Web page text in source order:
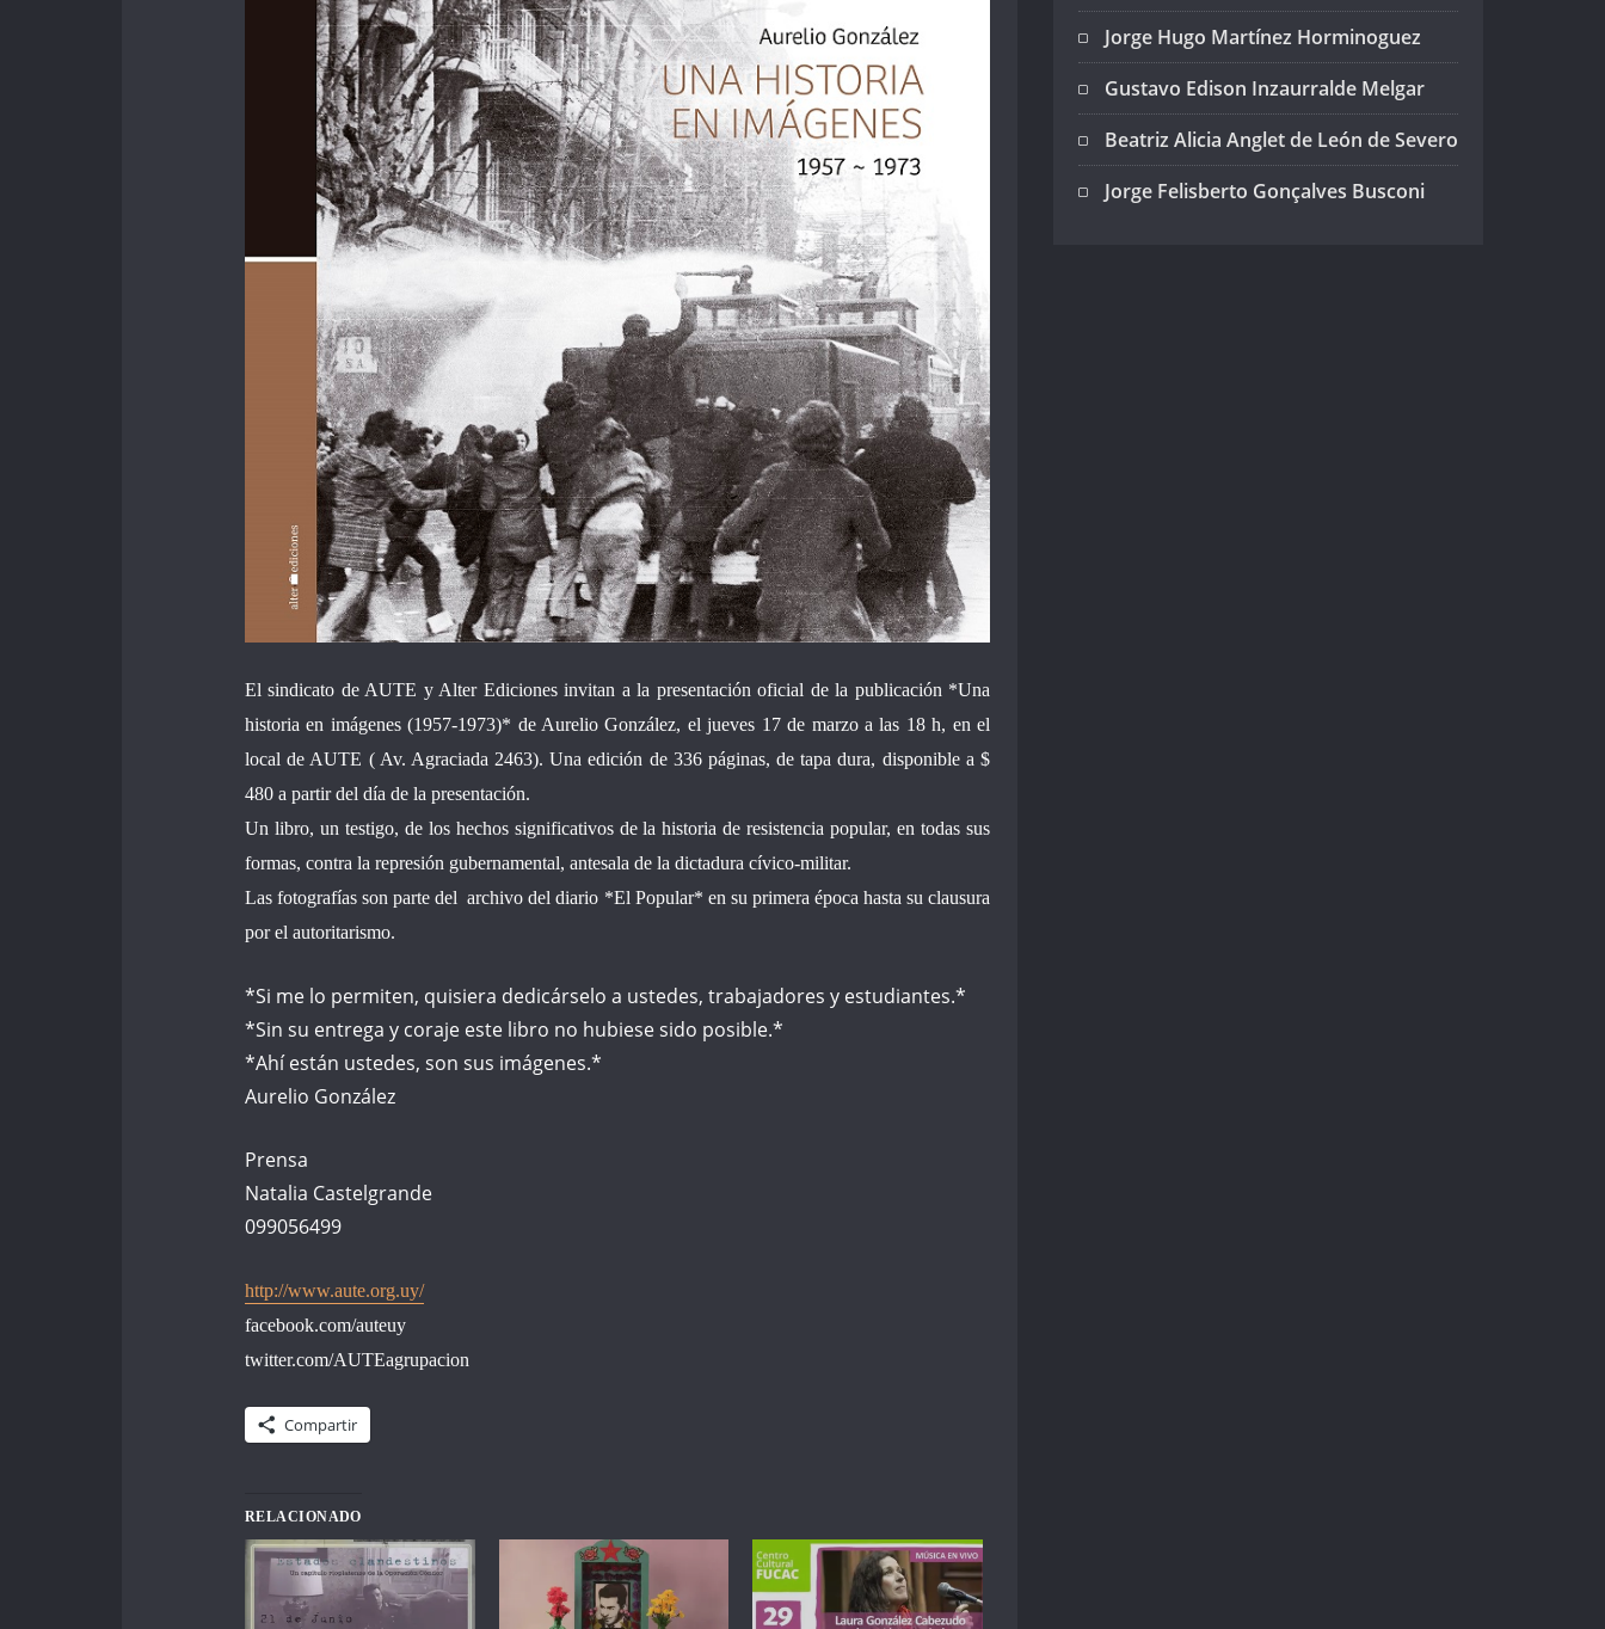
El sindicato de AUTE y Alter Ediciones invitan a la presentación oficial de la publicación *Una
historia en imágenes (1957-1973)* de Aurelio González, el jueves 17 de marzo a las 18 h, en el
local de AUTE ( Av. Agraciada 2463). Una edición de 336 páginas, de tapa dura, disponible a $
480 a partir del día de la presentación.
Un libro, un testigo, de los hechos significativos de la historia de resistencia popular, en todas sus
formas, contra la represión gubernamental, antesala de la dictadura cívico-militar.
Las fotografías son parte del archivo del diario *El Popular* en su primera época hasta su clausura
por el autoritarismo.
*Si me lo permiten, quisiera dedicárselo a ustedes, trabajadores y estudiantes.*
*Sin su entrega y coraje este libro no hubiese sido posible.*
*Ahí están ustedes, son sus imágenes.*
Aurelio González
Prensa
Natalia Castelgrande
099056499
http://www.aute.org.uy/
facebook.com/auteuy
twitter.com/AUTEagrupacion
Compartir
RELACIONADO
Jorge Hugo Martínez Horminoguez
Gustavo Edison Inzaurralde Melgar
Beatriz Alicia Anglet de León de Severo
Jorge Felisberto Gonçalves Busconi